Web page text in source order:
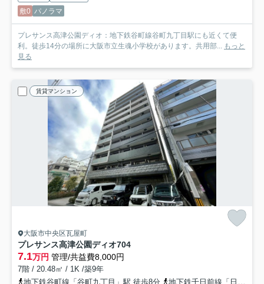
敷0 パノラマ
プレサンス高津公園ディオ：地下鉄谷町線谷町九丁目駅にも近くて便
利。徒歩14分の場所に大阪市立生魂小学校があります。共用部... もっと
見る
賃貸マンション
大阪市中央区瓦屋町
プレサンス高津公園ディオ704
7.1万円 管理/共益費8,000円
7階 / 20.48㎡ / 1K /築9年
地下鉄谷町線「谷町九丁目」駅 徒歩8分
地下鉄千日前線「日本橋」駅 徒歩11分